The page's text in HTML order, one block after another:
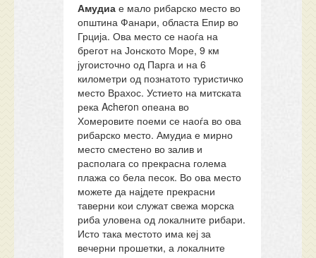
Амудиа е мало рибарско место во
општина Фанари, областа Епир во
Грција. Ова место се наоѓа на
брегот на Јонското Море, 9 км
југоисточно од Парга и на 6
километри од познатото туристичко
место Врахос. Устието на митската
река Acheron опеана во
Хомеровите поеми се наоѓа во ова
рибарско место. Амудиа е мирно
место сместено во залив и
располага со прекрасна голема
плажа со бела песок. Во ова место
можете да најдете прекрасни
таверни кои служат свежа морска
риба уловена од локалните рибари.
Исто така местото има кеј за
вечерни прошетки, а локалните